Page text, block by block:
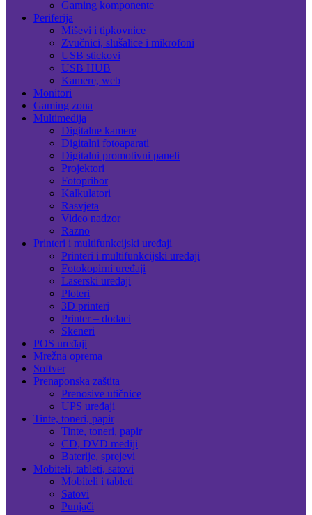
Gaming komponente
Periferija
Miševi i tipkovnice
Zvučnici, slušalice i mikrofoni
USB stickovi
USB HUB
Kamere, web
Monitori
Gaming zona
Multimedija
Digitalne kamere
Digitalni fotoaparati
Digitalni promotivni paneli
Projektori
Fotopribor
Kalkulatori
Rasvjeta
Video nadzor
Razno
Printeri i multifunkcijski uređaji
Printeri i multifunkcijski uređaji
Fotokopirni uređaji
Laserski uređaji
Ploteri
3D printeri
Printer – dodaci
Skeneri
POS uređaji
Mrežna oprema
Softver
Prenaponska zaštita
Prenosive utičnice
UPS uređaji
Tinte, toneri, papir
Tinte, toneri, papir
CD, DVD mediji
Baterije, sprejevi
Mobiteli, tableti, satovi
Mobiteli i tableti
Satovi
Punjači